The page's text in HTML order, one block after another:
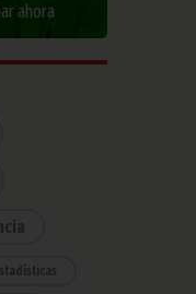
ahora